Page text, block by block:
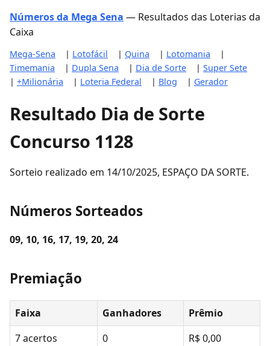
Números da Mega Sena — Resultados das Loterias da
Caixa
Mega-Sena | Lotofácil | Quina | Lotomania
|
Timemania
| Dupla Sena | Dia de Sorte | Super Sete
| +Milionária | Loteria Federal | Blog | Gerador
Resultado Dia de Sorte
Concurso 1128
Sorteio realizado em 14/10/2025, ESPAÇO DA SORTE.
Números Sorteados
09, 10, 16, 17, 19, 20, 24
Premiação
Faixa Ganhadores
Prêmio
7 acertos
0
R$ 0,00